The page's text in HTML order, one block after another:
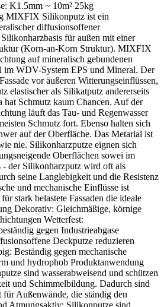
K1.5mm ~ 10m² 25kg
MIXFIX Silikonputz ist ein
diffusionsoffener
für außen mit einer
(Korn-an-Korn Struktur). MIXFIX
auf mineralisch gebundenen
im WDV-System EPS und Mineral. Der
vor äußeren Witterungseinflüssen,
elastischer als Silikatputz andererseits
hat Schmutz kaum Chancen. Auf der
läuft das Tau- und Regenwasser
Schmutz fort. Ebenso halten sich
auf der Oberfläche. Das Metarial ist
nie. Silikonharzputze eignen sich
Oberflächen sowei im
- der Silikonharzputz wird oft als
seine Langlebigkeit und die Resistenz
und mechanische Einflüsse ist
stark belastete Fassaden die ideale
Dekorativ: Gleichmäßige, körnige
Wetterfest:
gegen Industrieabgase
Deckputze reduzieren
Beständig gegen mechanische
und hydrophob Produktanwendung
sind wasserabweisend und schützen
und Schimmelbildung. Dadurch sind
für Außenwände, die ständig den